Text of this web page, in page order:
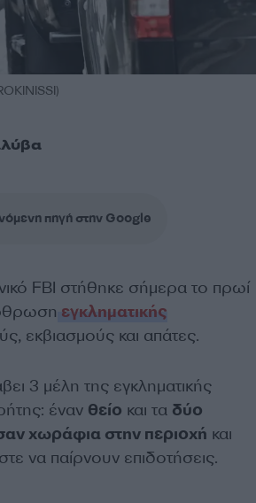
πηγή στην Google
FBI στήθηκε σήμερα το πρωί
εγκληματικής
εκβιασμούς και απάτες.
3 μέλη της εγκληματικής
έναν θείο και τα δύο
χωράφια στην περιοχή και
να παίρνουν επιδοτήσεις.